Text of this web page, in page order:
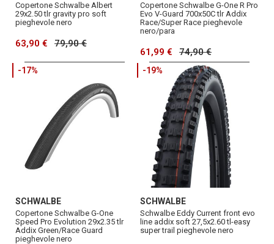
Copertone Schwalbe Albert
29x2.50 tlr gravity pro soft
pieghevole nero
63,90 € 79,90 €
Copertone Schwalbe G-One R Pro
Evo V-Guard 700x50C tlr Addix
Race/Super Race pieghevole
nero/para
61,99 € 74,90 €
-17%
SCHWALBE
Copertone Schwalbe G-One
Speed Pro Evolution 29x2.35 tlr
Addix Green/Race Guard
pieghevole nero
-19%
SCHWALBE
Schwalbe Eddy Current front evo
line addix soft 27,5x2.60 tl-easy
super trail pieghevole nero